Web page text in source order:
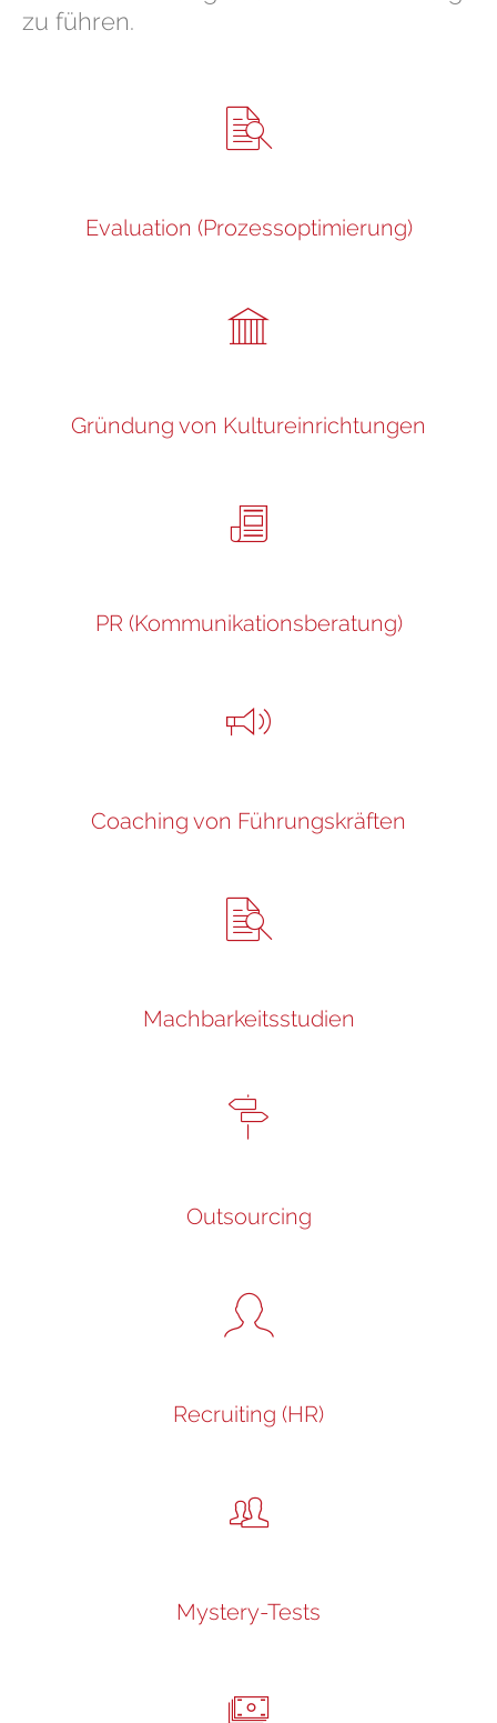
zu führen.
Evaluation (Prozessoptimierung)
Gründung von Kultureinrichtungen
PR (Kommunikationsberatung)
Coaching von Führungskräften
Machbarkeitsstudien
Outsourcing
Recruiting (HR)
Mystery-Tests